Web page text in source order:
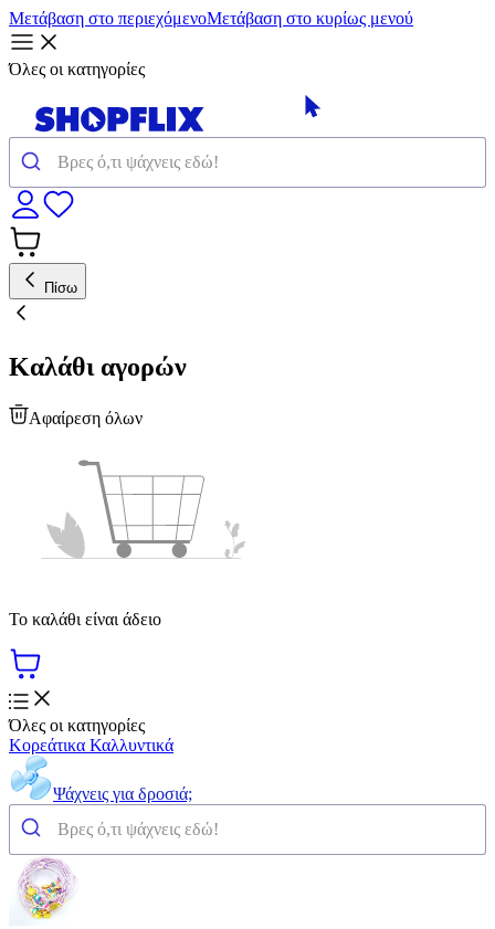
Μετάβαση στο περιεχόμενοΜετάβαση στο κυρίως μενού
Όλες οι κατηγορίες
Πίσω
Καλάθι αγορών
Αφαίρεση όλων
Το καλάθι είναι άδειο
Όλες οι κατηγορίες
Κορεάτικα Καλλυντικά
Ψάχνεις για δροσιά;